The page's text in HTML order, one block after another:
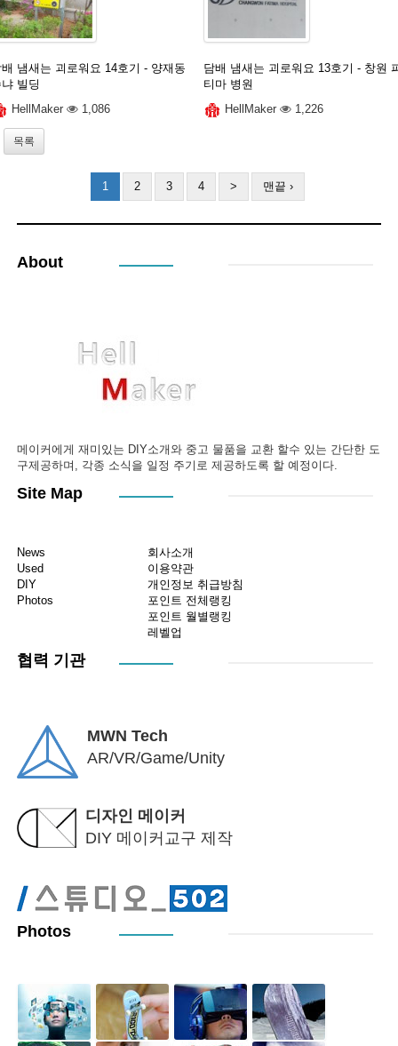
배 냄새는 괴로워요 14호기 - 양재동
빌딩
HellMaker
1,086
담배 냄새는 괴로워요 13호기 - 창원
티마 병원
HellMaker
1,226
목록
1 2 3 4 > 맨끝 ›
About
메이커에게 재미있는 DIY소개와 중고 물품을 교환 할수 있는 간단한 도
구제공하며, 각종 소식을 일정 주기로 제공하도록 할 예정이다.
Site Map
News
Used
DIY
Photos
회사소개
이용약관
개인정보 취급방침
포인트 전체랭킹
포인트 월별랭킹
레벨업
협력 기관
MWN Tech
AR/VR/Game/Unity
디자인 메이커
DIY 메이커교구 제작
Photos